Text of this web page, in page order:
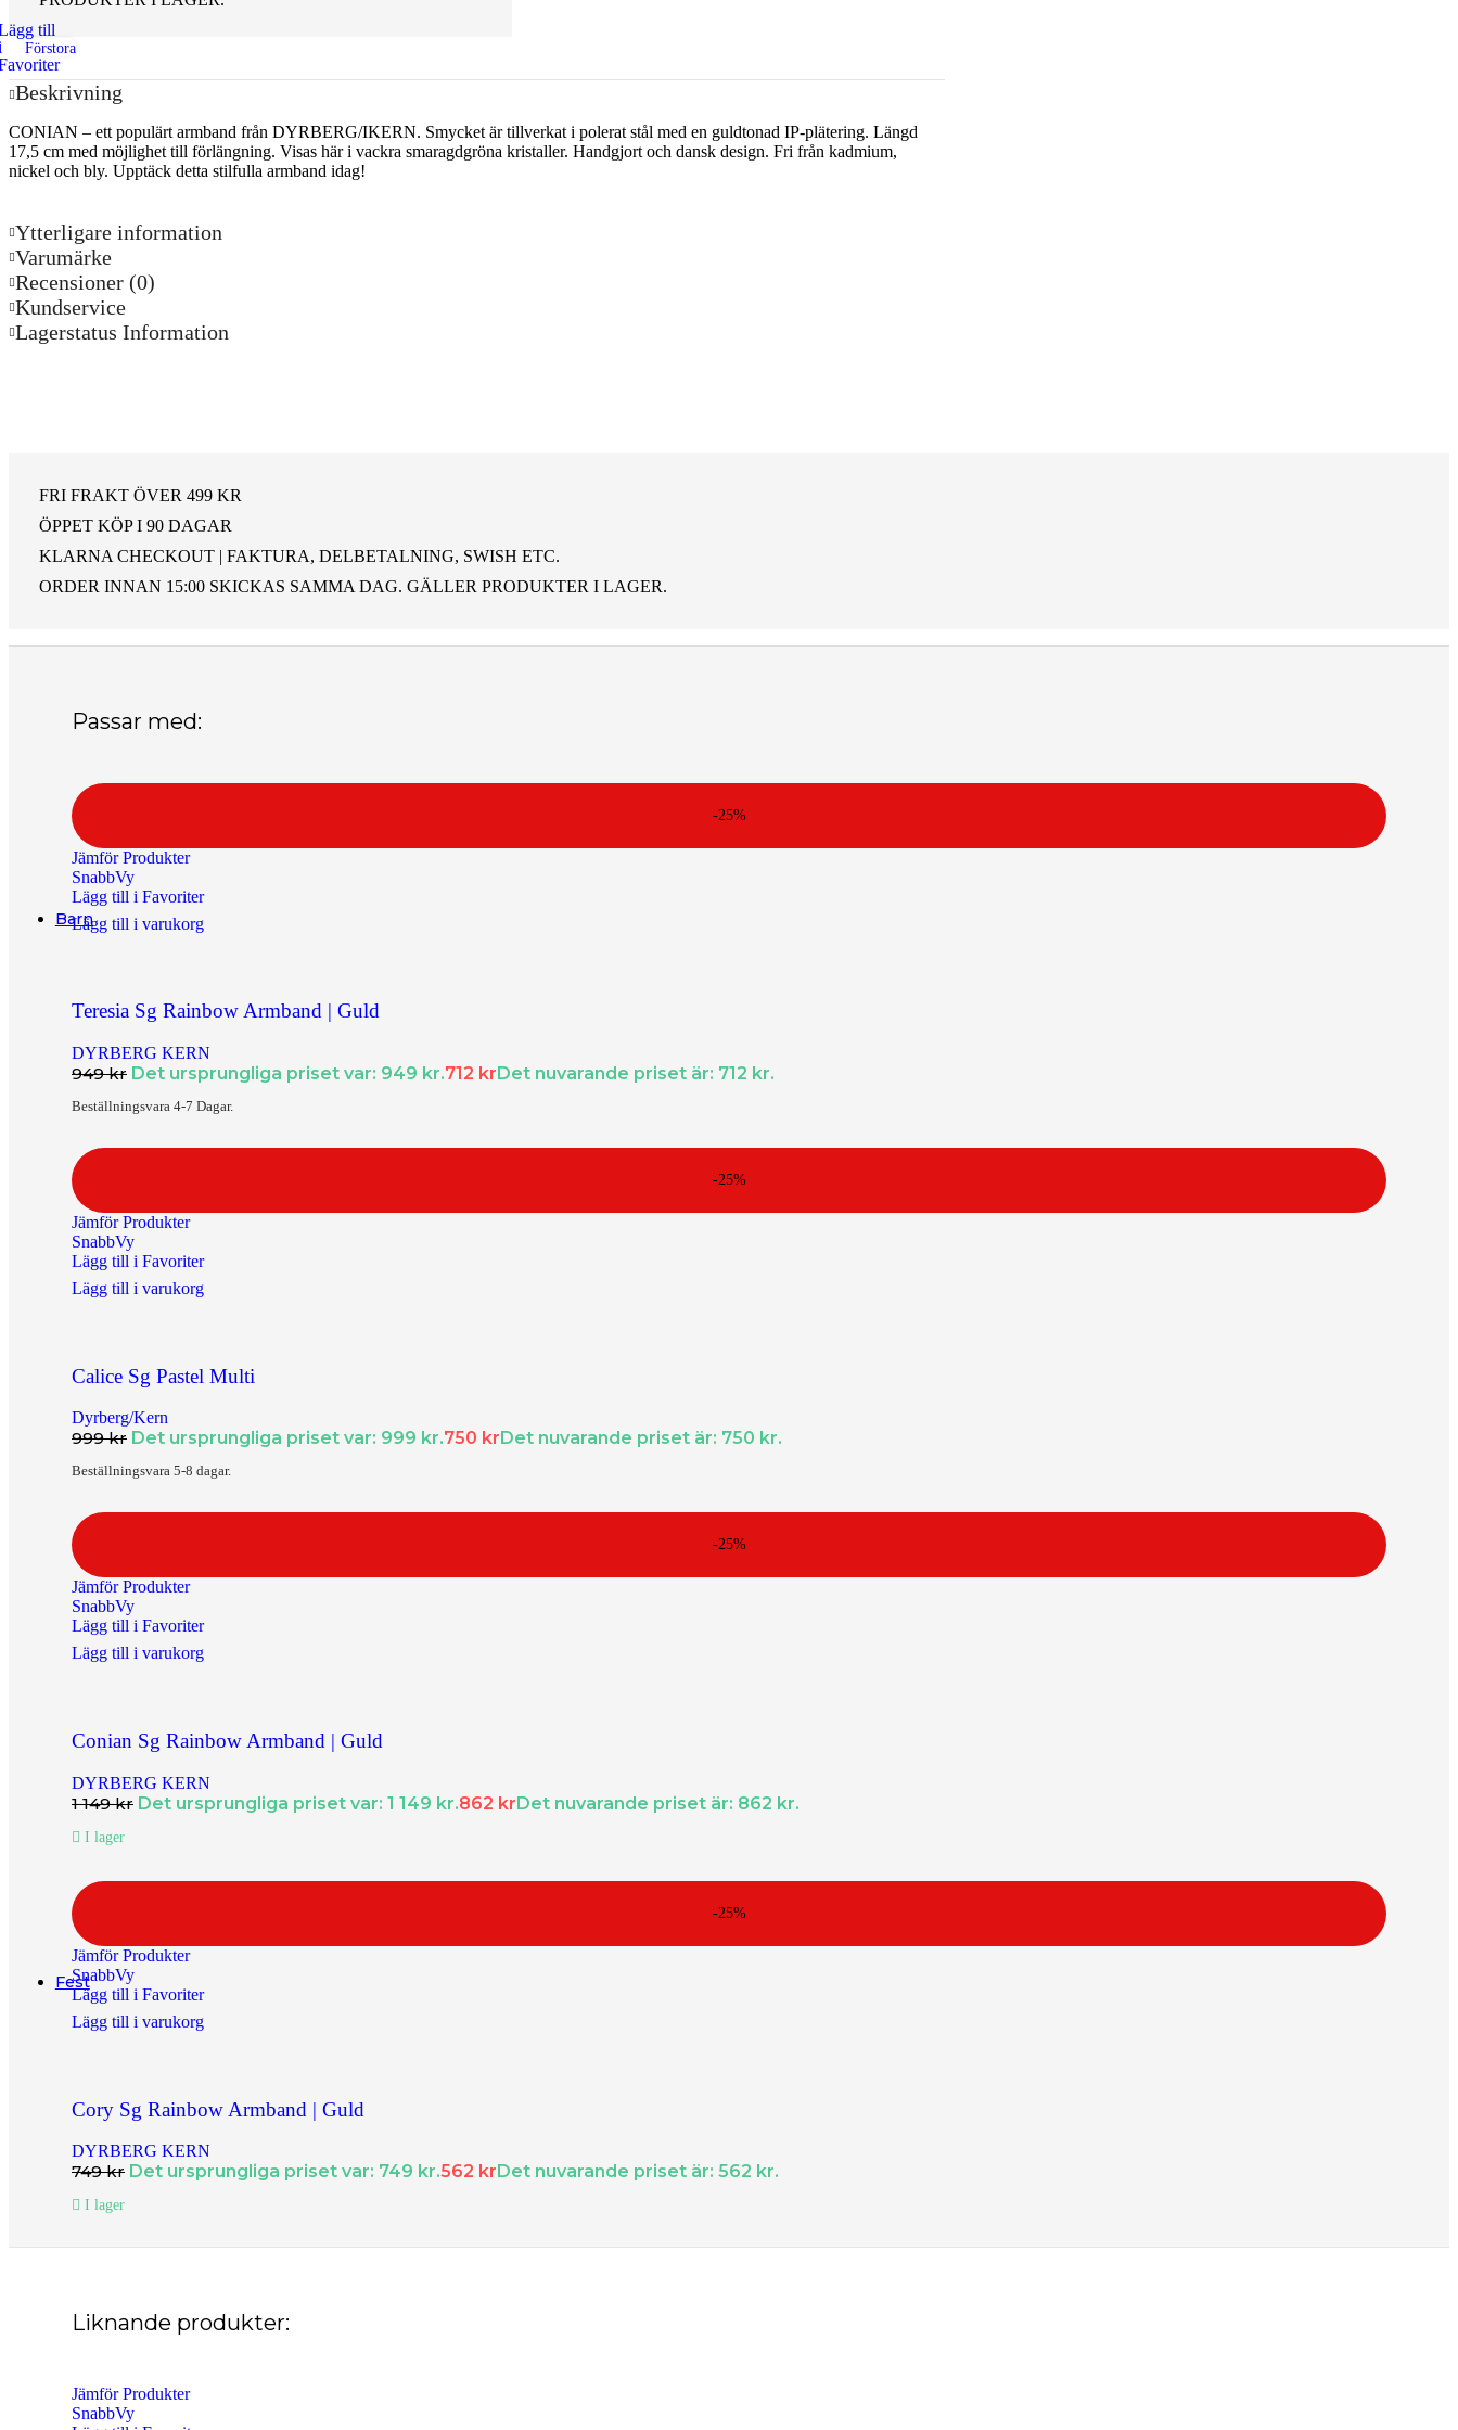
Armband Dam
Armband Barn
Örhängen
Örhängen Barn
Ringar Barn
Klockor
Alla Klockor
Alla Herrsmycken
Alla Barnsmycken
Smyckendahls
Fri frakt från 495SEK.
Supersnabba leveranser
Barn
Halsband Herr
Halsband Barn
Kedjor
Armband Dam
Armband Herr
Armband Barn
Örhängen Dam
Ringar
Ringar Dam
Ringar Herr
Klockor
Alla Klockor
BarnsmyckenFör de mindre
Alla Barnsmycken
Smyckendahls
Fri frakt från 495SEK.
Supersnabba leveranser- Order innan 15:00 skickas samma dag.
Fest
Kedjor
Armband Herr
Örhängen
Förstora
till
Beskrivning
CONIAN – ett populärt armband från DYRBERG/IKERN. Smycket är tillverkat i polerat stål med en guldtonad IP-plätering. Längd
17,5 cm med möjlighet till förlängning. Visas här i vackra smaragdgröna kristaller. Handgjort och dansk design. Fri från kadmium,
nickel och bly. Upptäck detta stilfulla armband idag!
Ytterligare information
Varumärke
Recensioner (0)
Kundservice
Lagerstatus Information
FRI FRAKT ÖVER 499 KR
ÖPPET KÖP I 90 DAGAR
KLARNA CHECKOUT | FAKTURA, DELBETALNING, SWISH ETC.
ORDER INNAN 15:00 SKICKAS SAMMA DAG. GÄLLER PRODUKTER I LAGER.
Passar med:
-25%
Jämför Produkter
SnabbVy
Lägg till i Favoriter
Lägg till i varukorg
Teresia Sg Rainbow Armband | Guld
DYRBERG KERN
949kr Det ursprungliga priset var: 949 kr.712 krDet nuvarande priset är: 712 kr.
Beställningsvara 4-7 Dagar.
-25%
Jämför Produkter
SnabbVy
Lägg till i Favoriter
Lägg till i varukorg
Calice Sg Pastel Multi
Dyrberg/Kern
999kr Det ursprungliga priset var: 999 kr.750 kr Det nuvarande priset är: 750 kr.
Beställningsvara 5-8 dagar.
-25%
Jämför Produkter
SnabbVy
Lägg till i Favoriter
Lägg till i varukorg
Conian Sg Rainbow Armband | Guld
DYRBERG KERN
1 149kr Det ursprungliga priset var: 1 149 kr.862 krDet nuvarande priset är: 862 kr.
I lager
-25%
Jämför Produkter
SnabbVy
Lägg till i Favoriter
Lägg till i varukorg
Cory Sg Rainbow Armband | Guld
DYRBERG KERN
749kr Det ursprungliga priset var: 749 kr.562 kr Det nuvarande priset är: 562 kr.
I lager
Liknande produkter:
Jämför Produkter
SnabbVy